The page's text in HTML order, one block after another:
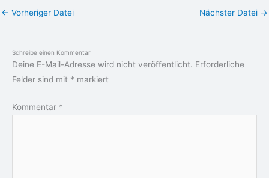
← Vorheriger Datei Nächster Datei →
Schreibe einen Kommentar
Deine E-Mail-Adresse wird nicht veröffentlicht. Erforderliche
Felder sind mit * markiert
Kommentar *